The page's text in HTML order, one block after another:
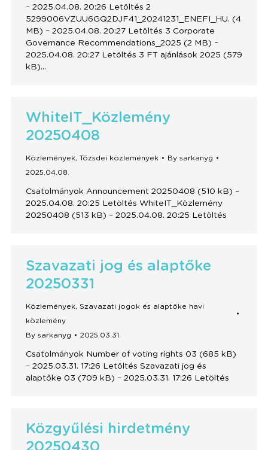
– 2025.04.08. 20:26 Letöltés 2
5299006VZUU6GQ2DJF41_20241231_ENEFI_HU. (4
MB) – 2025.04.08. 20:27 Letöltés 3 Corporate
Governance Recommendations_2025 (2 MB) –
2025.04.08. 20:27 Letöltés 3 FT ajánlások 2025 (579
kB)…
WhiteIT_Közlemény
20250408
Közlemények, Tőzsdei közlemények By sarkanyg
2025.04.08.
Csatolmányok Announcement 20250408 (510 kB) –
2025.04.08. 20:25 Letöltés WhiteIT_Közlemény
20250408 (513 kB) – 2025.04.08. 20:25 Letöltés
Szavazati jog és alaptőke
20250331
Közlemények, Szavazati jogok és alaptőke havi
közlemény
By sarkanyg 2025.03.31.
Csatolmányok Number of voting rights 03 (685 kB)
– 2025.03.31. 17:26 Letöltés Szavazati jog és
alaptőke 03 (709 kB) – 2025.03.31. 17:26 Letöltés
Közgyűlési hirdetmény
20250430